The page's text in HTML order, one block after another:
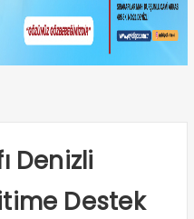
Denizli
Destek